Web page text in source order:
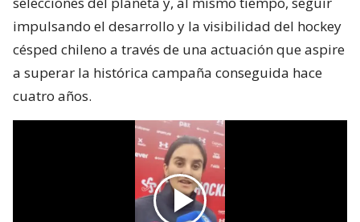
impulsando el desarrollo y la visibilidad del hockey
césped chileno a través de una actuación que aspire
a superar la histórica campaña conseguida hace
cuatro años.